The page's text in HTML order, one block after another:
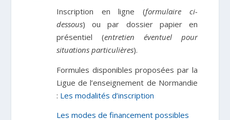
Inscription en ligne (formulaire ci-
dessous) ou par dossier papier en
présentiel (entretien éventuel pour
situations particulières).
Formules disponibles proposées par la
Ligue de l’enseignement de Normandie
: Les modalités d’inscription
Les modes de financement possibles